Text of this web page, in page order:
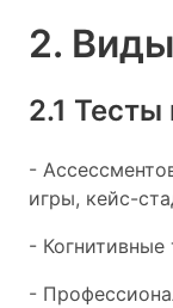
2.
2.1
-
игры, кейс-
- Когнитивные
-